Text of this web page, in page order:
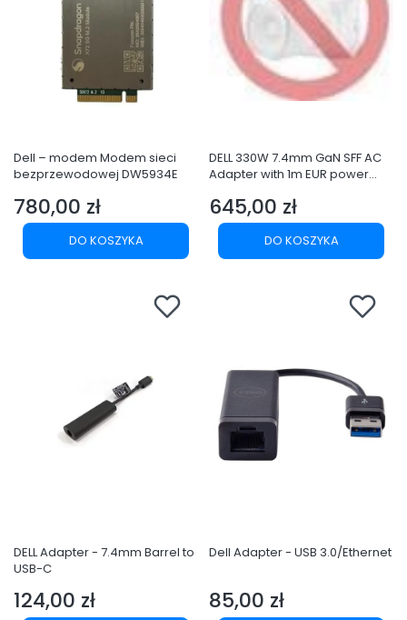
Dell – modem Modem sieci
bezprzewodowej DW5934E
Cena
780,00 zł
DO KOSZYKA
DELL 330W 7.4mm GaN SFF AC
Adapter with 1m EUR power
Cena
645,00 zł
DO KOSZYKA
DELL Adapter - 7.4mm Barrel to
USB-C
Cena
124,00 zł
Dell Adapter - USB 3.0/Ethernet
Cena
85,00 zł